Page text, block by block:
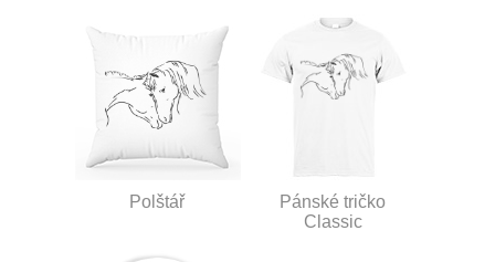
Polštář
Pánské tričko
Classic